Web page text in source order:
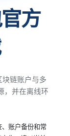
方
链账户与多
，并在离线环
账户备份和常